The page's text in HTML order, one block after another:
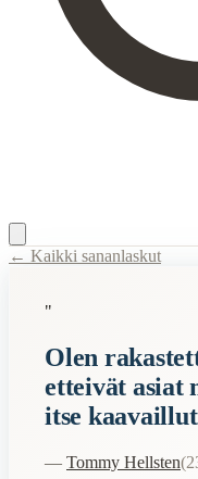
Semantic Themes
Rakkaus
← Kaikki sananlaskut
"
Olen
etteivät asiat
itse kaavaillut
— Tommy Hellsten(